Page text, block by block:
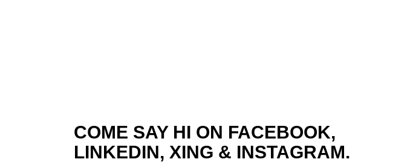
COME SAY HI ON FACEBOOK,
LINKEDIN, XING & INSTAGRAM.